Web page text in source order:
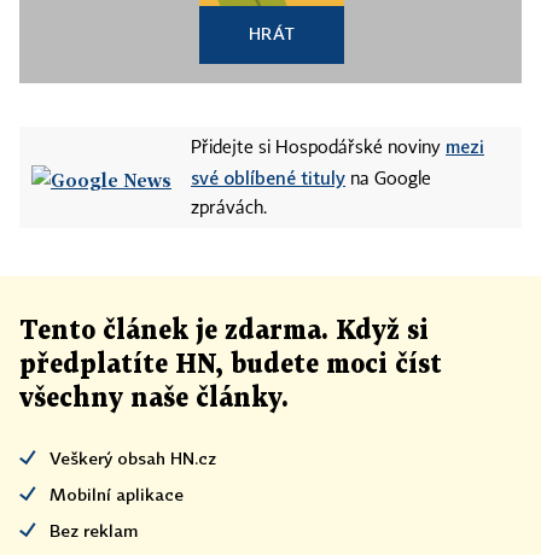
HRÁT
Přidejte si Hospodářské noviny mezi
své oblíbené tituly na Google
zprávách.
Tento článek je zdarma. Když si
předplatíte HN, budete moci číst
všechny naše články.
Veškerý obsah HN.cz
Mobilní aplikace
Bez reklam